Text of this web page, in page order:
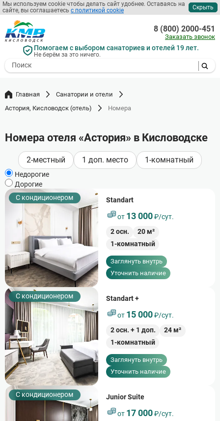
Мы используем cookie чтобы делать сайт удобнее. Оставаясь на
сайте, вы соглашаетесь с политикой cookie Скрыть
Перейти
основному
содержаниюПомогаем с выбором санаториев и отелей 19 лет.
Не берём за это ничего.
- I agree to the processing of my
8 (800) 2000-451
Заказать звонок
Главная
Санатории и отели
Астория, Кисловодск (отель)
Номера
Номера отеля «Астория» в Кисловодске
2-местный 1 доп. место 1-комнатный
Недорогие
Дорогие
С кондиционером
Standart
от 13 000₽/сут.
2осн. 20м²
1-комнатный
Заглянуть внутрь
Уточнить наличие
С кондиционером
Standart +
от 15 000₽/сут.
2осн. + 1 доп. 24м²
1-комнатный
Заглянуть внутрь
Уточнить наличие
С кондиционером
Junior Suite
от 17 000₽/сут.